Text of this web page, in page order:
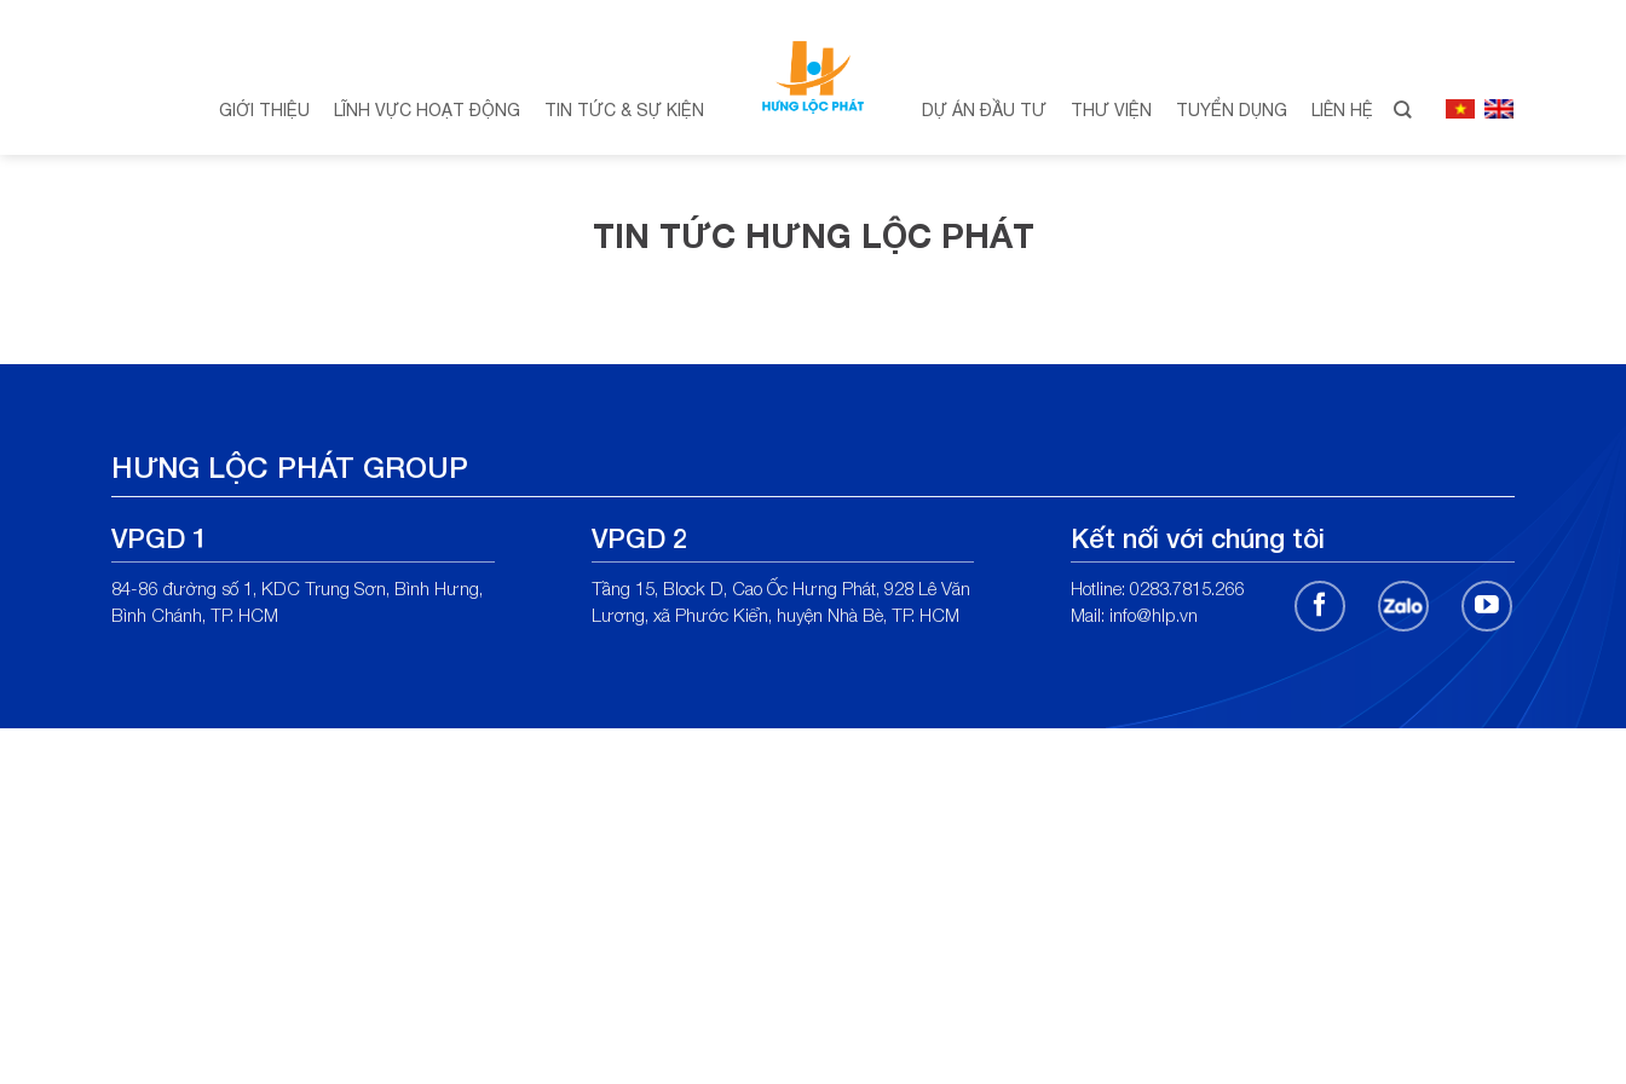
GIỚI THIỆU LĨNH VỰC HOẠT ĐỘNG TIN TỨC & SỰ KIỆN DỰ ÁN ĐẦU TƯ THƯ VIỆN TUYỂN DỤNG LIÊN HỆ
TIN TỨC HƯNG LỘC PHÁT
HƯNG LỘC PHÁT GROUP
VPGD 1
84-86 đường số 1, KDC Trung Sơn, Bình Hưng,
Bình Chánh, TP. HCM
VPGD 2
Tầng 15, Block D, Cao Ốc Hưng Phát, 928 Lê Văn
Lương, xã Phước Kiển, huyện Nhà Bè, TP. HCM
Kết nối với chúng tôi
Hotline: 0283.7815.266
Mail: info@hlp.vn